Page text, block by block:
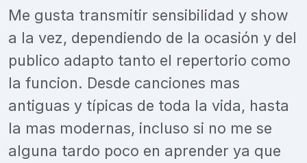
Me gusta transmitir sensibilidad y show
a la vez, dependiendo de la ocasión y del
publico adapto tanto el repertorio como
la funcion. Desde canciones mas
antiguas y típicas de toda la vida, hasta
la mas modernas, incluso si no me se
alguna tardo poco en aprender ya que